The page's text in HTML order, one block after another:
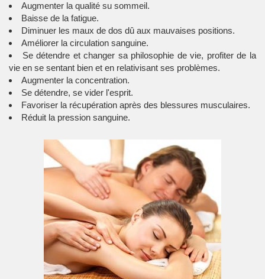
Augmenter la qualité su sommeil.
Baisse de la fatigue.
Diminuer les maux de dos dû aux mauvaises positions.
Améliorer la circulation sanguine.
Se détendre et changer sa philosophie de vie, profiter de la
vie en se sentant bien et en relativisant ses problèmes.
Augmenter la concentration.
Se détendre, se vider l'esprit.
Favoriser la récupération après des blessures musculaires.
Réduit la pression sanguine.